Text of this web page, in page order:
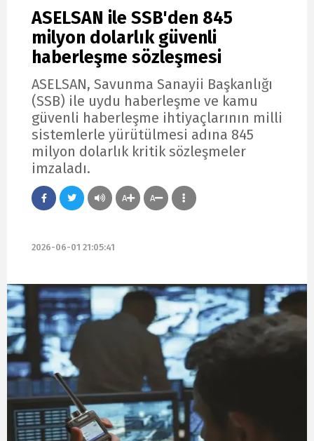
ASELSAN ile SSB'den 845
milyon dolarlık güvenli
haberleşme sözleşmesi
ASELSAN, Savunma Sanayii Başkanlığı
(SSB) ile uydu haberleşme ve kamu
güvenli haberleşme ihtiyaçlarının milli
sistemlerle yürütülmesi adına 845
milyon dolarlık kritik sözleşmeler
imzaladı.
A A
2026-06-01 21:05:41